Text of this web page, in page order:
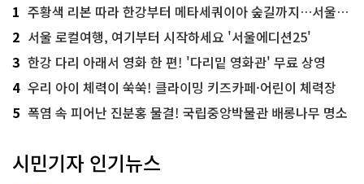
1 주황색 리본 따라 한강부터 메타세쿼이아 숲길까지…서울둘레길 15코스
2 서울 로컬여행, 여기부터 시작하세요 '서울에디션25'
3 한강 다리 아래서 영화 한 편! '다리밑 영화관' 무료 상영
4 우리 아이 체력이 쑥쑥! 클라이밍 키즈카페·어린이 체력장
5 폭염 속 피어난 진분홍 물결! 국립중앙박물관 배롱나무 명소
시민기자 인기뉴스